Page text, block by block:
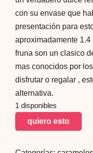
con su envase que
presentación para
aproximadamente
fruna son un clasico
mas conocidos por
disfrutar o regalar ,
alternativa.
1 disponibles
coyac
bowling
quiero esto